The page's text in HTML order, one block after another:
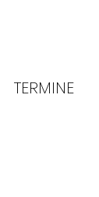
TERMINE